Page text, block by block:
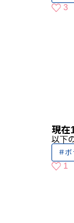
3
現在
以下
ボ
1